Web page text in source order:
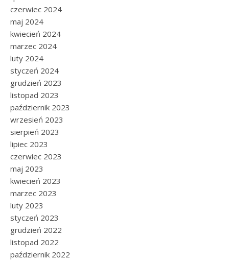
czerwiec 2024
maj 2024
kwiecień 2024
marzec 2024
luty 2024
styczeń 2024
grudzień 2023
listopad 2023
październik 2023
wrzesień 2023
sierpień 2023
lipiec 2023
czerwiec 2023
maj 2023
kwiecień 2023
marzec 2023
luty 2023
styczeń 2023
grudzień 2022
listopad 2022
październik 2022